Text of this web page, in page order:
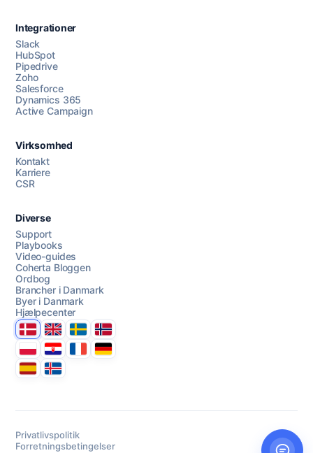
Chat med os
AI Campaign Assist
Integrationer
Slack
HubSpot
Pipedrive
Zoho
Salesforce
Dynamics 365
Active Campaign
Virksomhed
Kontakt
Karriere
CSR
Diverse
Support
Playbooks
Video-guides
Coherta Bloggen
Ordbog
Brancher i Danmark
Byer i Danmark
Hjælpecenter
DanmarkUnited Kingdom
SverigeNorge
PolskaHrvatskaFranceDeutschland
EspanaÍsland
Privatlivspolitik
Forretningsbetingelser